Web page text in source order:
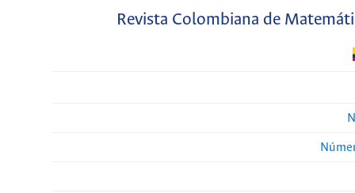
Revista Colombiana de